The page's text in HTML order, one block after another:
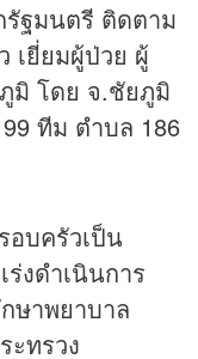
รัฐมนตรี ติดตาม
เยี่ยมผู้ป่วย ผู้
มิ โดย จ.ชัยภูมิ
ทีม ตำบล 186
อบครัวเป็น
งดำเนินการ
ษาพยาบาล
ะทรวง